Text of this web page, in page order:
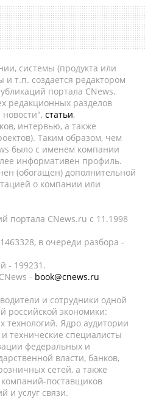
системы (продукта или
и т.п. создается редактором
портала CNews.
редакционных разделов
статьи,
интервью, а также
Таким образом, чем
было с именем компании
информативен профиль.
(обогащен) дополнительной
о компании или
портала CNews.ru c 11.1998
в очереди разбора -
- 199231.
- book@cnews.ru
и сотрудники одной
российской экономики:
Ядро аудитории
технические специалисты
федеральных и
власти, банков,
сетей, а также
компаний-поставщиков
и услуг связи.